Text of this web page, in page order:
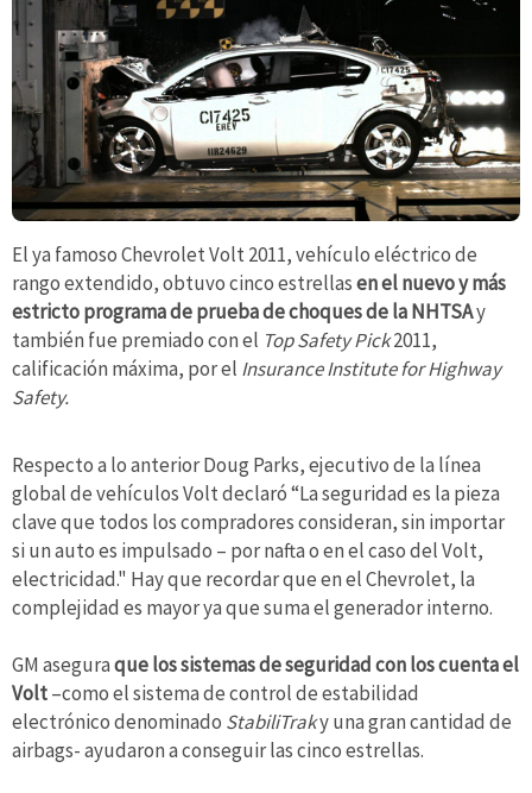
El ya famoso Chevrolet Volt 2011, vehículo eléctrico de
rango extendido, obtuvo cinco estrellasen el nuevo y más
estricto programa de prueba de choques de la NHTSAy
también fue premiado con el Top Safety Pick2011,
calificación máxima, por el Insurance Institute for Highway
Safety.
Respecto a lo anterior Doug Parks, ejecutivo de la línea
global de vehículos Volt declaró “La seguridad es la pieza
clave que todos los compradores consideran, sin importar
si un auto es impulsado – por nafta o en el caso del Volt,
electricidad." Hay que recordar que en el Chevrolet, la
complejidad es mayor ya que suma el generador interno.
GM aseguraque los sistemas de seguridad con los cuenta el
Volt–como el sistema de control de estabilidad
electrónico denominado StabiliTraky una gran cantidad de
airbags- ayudaron a conseguir las cinco estrellas.